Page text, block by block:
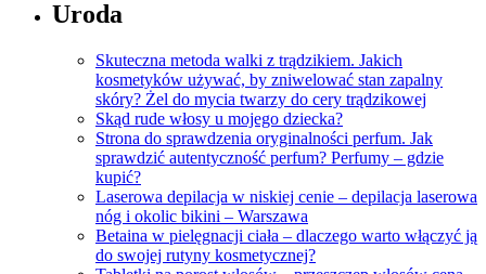
Uroda
Skuteczna metoda walki z trądzikiem. Jakich
kosmetyków używać, by zniwelować stan zapalny
skóry? Żel do mycia twarzy do cery trądzikowej
Skąd rude włosy u mojego dziecka?
Strona do sprawdzenia oryginalności perfum. Jak
sprawdzić autentyczność perfum? Perfumy – gdzie
kupić?
Laserowa depilacja w niskiej cenie – depilacja laserowa
nóg i okolic bikini – Warszawa
Betaina w pielęgnacji ciała – dlaczego warto włączyć ją
do swojej rutyny kosmetycznej?